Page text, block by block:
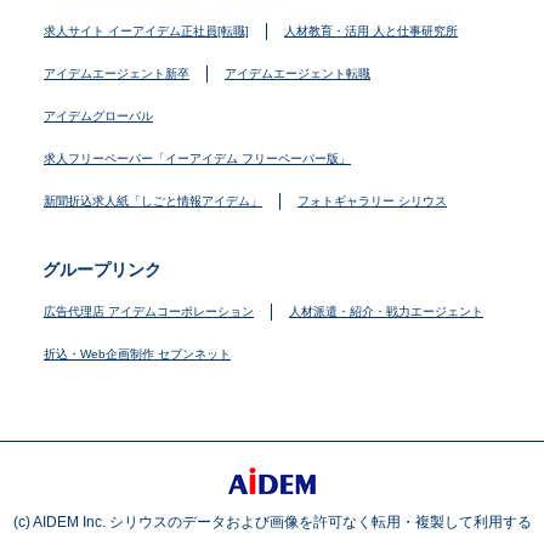
求人サイト イーアイデム正社員[転職] 人材教育・活用 人と仕事研究所
アイデムエージェント新卒 アイデムエージェント転職
アイデムグローバル
求人フリーペーパー「イーアイデム フリーペーパー版」
新聞折込求人紙「しごと情報アイデム」 フォトギャラリー シリウス
グループリンク
広告代理店 アイデムコーポレーション 人材派遣・紹介・戦力エージェント
折込・Web企画制作 セブンネット
(c) AIDEM Inc. シリウスのデータおよび画像を許可なく転用・複製して利用する